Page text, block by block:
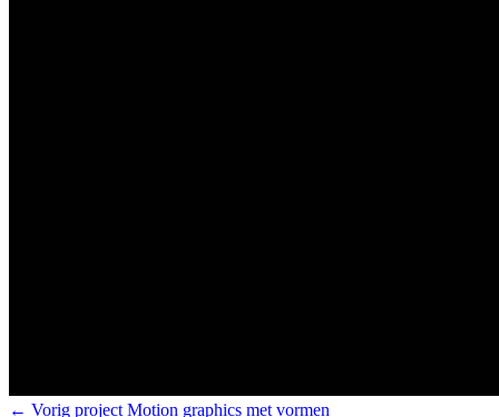
← Vorig project Motion graphics met vormen